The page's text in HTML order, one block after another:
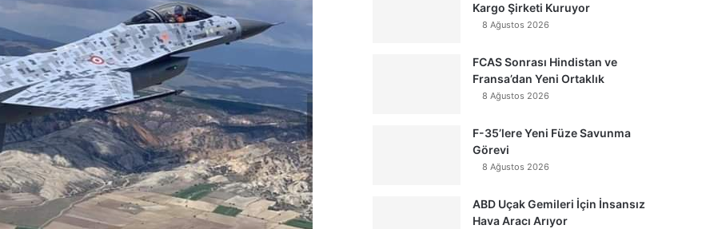
Kargo Şirketi Kuruyor
8 Ağustos 2026
FCAS Sonrası Hindistan ve
Fransa’dan Yeni Ortaklık
8 Ağustos 2026
F-35’lere Yeni Füze Savunma
Görevi
8 Ağustos 2026
ABD Uçak Gemileri İçin İnsansız
Hava Aracı Arıyor